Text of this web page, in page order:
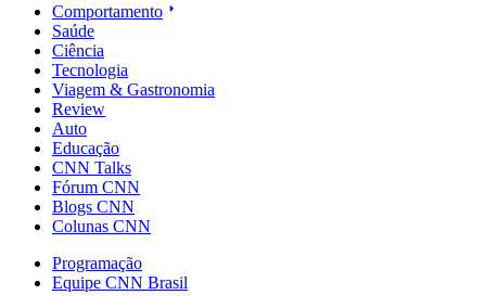
Comportamento
Saúde
Ciência
Tecnologia
Viagem & Gastronomia
Review
Auto
Educação
CNN Talks
Fórum CNN
Blogs CNN
Colunas CNN
Programação
Equipe CNN Brasil